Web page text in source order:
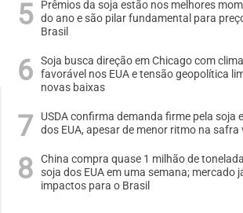
Prêmios da soja estão nos melhores
do ano e são pilar fundamental para
Brasil
Soja busca direção em Chicago com clima
favorável nos EUA e tensão geopolítica
novas baixas
USDA confirma demanda firme pela soja
dos EUA, apesar de menor ritmo na safra
China compra quase 1 milhão de
soja dos EUA em uma semana; mercado
impactos para o Brasil